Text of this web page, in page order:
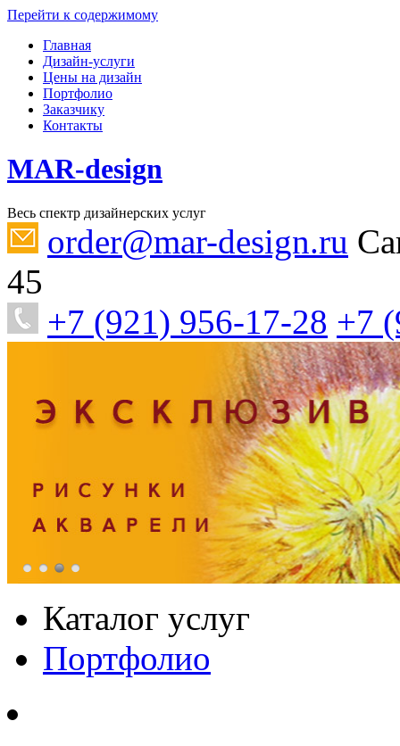
Перейти к содержимому
Главная
Дизайн-услуги
Цены на дизайн
Портфолио
Заказчику
Контакты
MAR-design
Весь спектр дизайнерских услуг
order@mar-design.ru
45
+7 (921) 956-17-28 +7
Каталог услуг
Портфолио